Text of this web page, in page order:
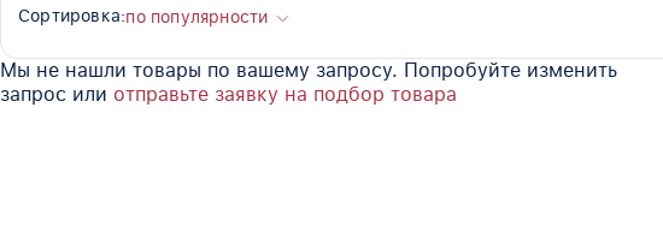
Сортировка:по популярности
Мы не нашли товары по вашему запросу. Попробуйте изменить
запрос или отправьте заявку на подбор товара